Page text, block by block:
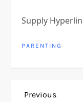
Supply
PARENTING
Previous
Previous